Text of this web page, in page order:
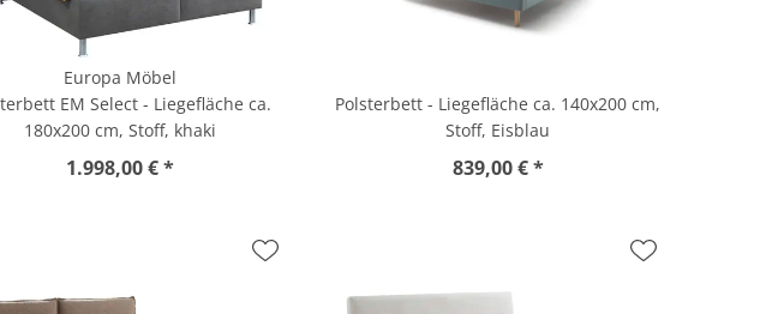
Europa Möbel
EM Select - Liegefläche ca.
180x200 cm, Stoff, khaki
1.998,00 € *
Polsterbett - Liegefläche ca. 140x200 cm,
Stoff, Eisblau
839,00 € *